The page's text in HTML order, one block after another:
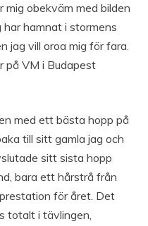
obekväm med bilden
har hamnat i stormens
jag vill oroa mig för fara.
på VM i Budapest
med ett bästa hopp på
till sitt gamla jag och
sitt sista hopp
bara ett hårstrå från
för året. Det
totalt i tävlingen,